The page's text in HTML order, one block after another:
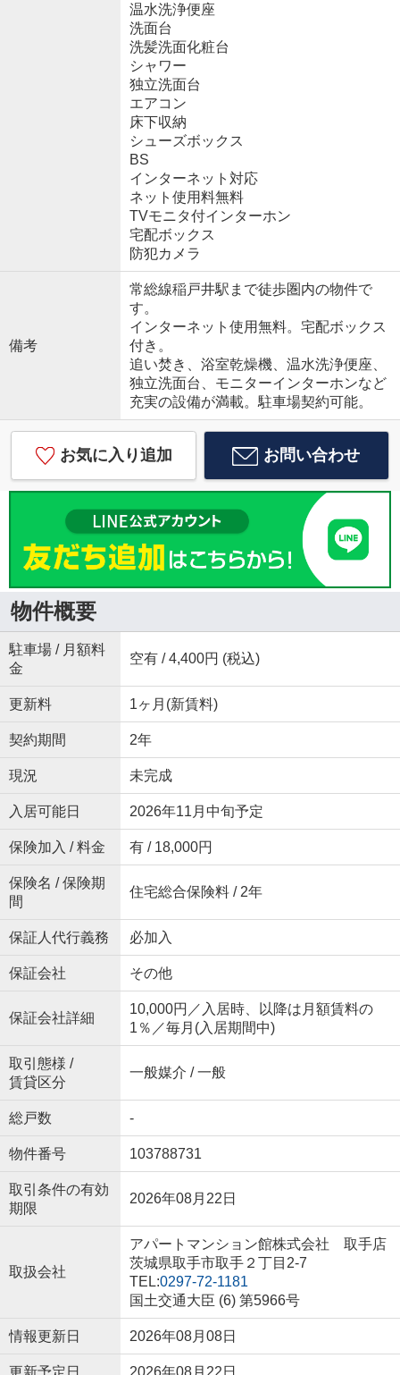
温水洗浄便座
洗面台
洗髪洗面化粧台
シャワー
独立洗面台
エアコン
床下収納
シューズボックス
BS
インターネット対応
ネット使用料無料
TVモニタ付インターホン
宅配ボックス
防犯カメラ
備考
常総線稲戸井駅まで徒歩圏内の物件で
す。
インターネット使用無料。宅配ボックス
付き。
追い焚き、浴室乾燥機、温水洗浄便座、
独立洗面台、モニターインターホンなど
充実の設備が満載。駐車場契約可能。
お気に入り追加 お問い合わせ
物件概要
駐車場 / 月額料
金
空有 / 4,400円 (税込)
更新料 1ヶ月(新賃料)
契約期間 2年
現況 未完成
入居可能日 2026年11月中旬予定
保険加入 / 料金 有 / 18,000円
保険名 / 保険期
間
住宅総合保険料 / 2年
保証人代行義務 必加入
保証会社 その他
保証会社詳細
10,000円／入居時、以降は月額賃料の
1％／毎月(入居期間中)
取引態様 /
賃貸区分
一般媒介 / 一般
総戸数 -
物件番号 103788731
取引条件の有効
期限
2026年08月22日
取扱会社
アパートマンション館株式会社 取手店
茨城県取手市取手２丁目2-7
TEL:0297-72-1181
国土交通大臣 (6) 第5966号
情報更新日 2026年08月08日
更新予定日 2026年08月22日